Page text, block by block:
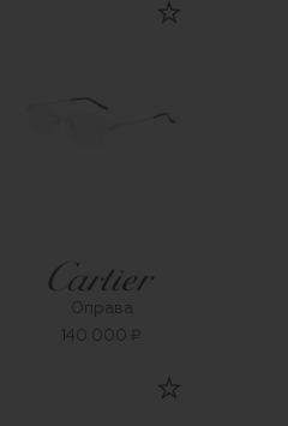
Оправа
140 000 ₽